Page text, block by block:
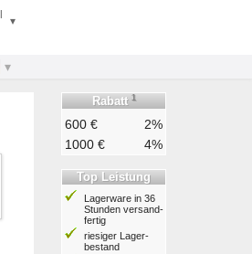
▾
Rabatt 1
600 €
2%
1000 €
4%
Top Leistung
Lagerware in 36
Stunden ver­sand­
fertig
riesiger Lager­
bestand